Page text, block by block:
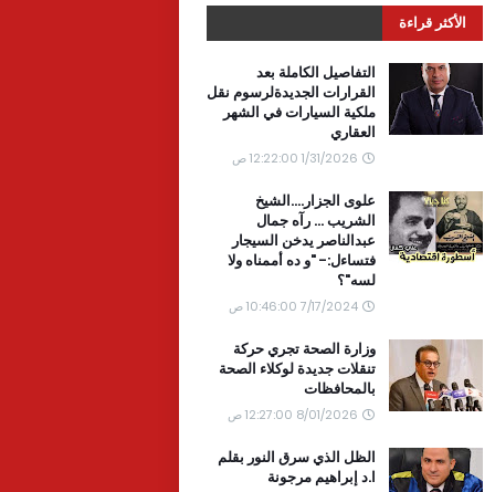
الأكثر قراءة
التفاصيل الكاملة بعد
القرارات الجديدةلرسوم نقل
ملكية السيارات في الشهر
العقاري
1/31/2026 12:22:00 ص
علوى الجزار....الشيخ
الشريب ... رآه جمال
عبدالناصر يدخن السيجار
فتساءل:- "و ده أممناه ولا
لسه"؟
7/17/2024 10:46:00 ص
وزارة الصحة تجري حركة
تنقلات جديدة لوكلاء الصحة
بالمحافظات
8/01/2026 12:27:00 ص
الظل الذي سرق النور بقلم
ا.د إبراهيم مرجونة